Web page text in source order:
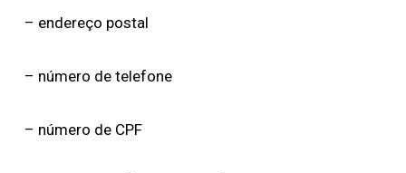
– endereço postal
– número de telefone
– número de CPF